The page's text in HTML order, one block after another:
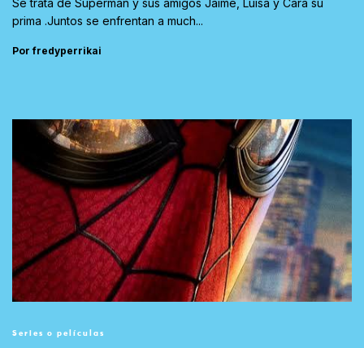
prima .Juntos se enfrentan a much...
Por fredyperrikai
Series o películas